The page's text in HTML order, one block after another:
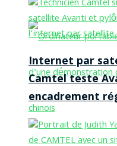
Internet par
Camtel teste
encadrement